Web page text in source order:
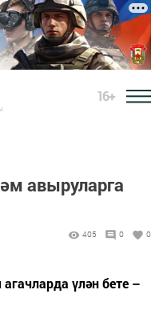
16+
авыруларга
405 0 0
үлән бете –